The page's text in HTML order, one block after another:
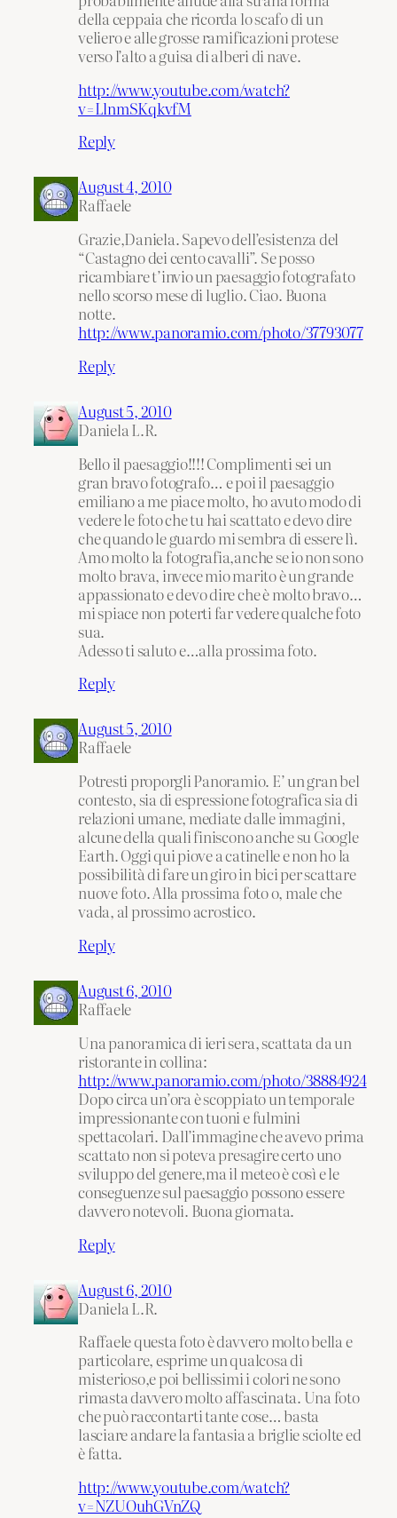
della ceppaia che ricorda lo scafo di un
veliero e alle grosse ramificazioni protese
verso l’alto a guisa di alberi di nave.
http://www.youtube.com/watch?
v=LlnmSKqkvfM
Reply
August 4, 2010
Raffaele
Grazie,Daniela. Sapevo dell’esistenza del
“Castagno dei cento cavalli”. Se posso
ricambiare t’invio un paesaggio fotografato
nello scorso mese di luglio. Ciao. Buona
notte.
http://www.panoramio.com/photo/37793077
Reply
August 5, 2010
Daniela L.R.
Bello il paesaggio!!!! Complimenti sei un
gran bravo fotografo… e poi il paesaggio
emiliano a me piace molto, ho avuto modo di
vedere le foto che tu hai scattato e devo dire
che quando le guardo mi sembra di essere lì.
Amo molto la fotografia,anche se io non sono
molto brava, invece mio marito è un grande
appassionato e devo dire che è molto bravo…
mi spiace non poterti far vedere qualche foto
sua.
Adesso ti saluto e…alla prossima foto.
Reply
August 5, 2010
Raffaele
Potresti proporgli Panoramio. E’ un gran bel
contesto, sia di espressione fotografica sia di
relazioni umane, mediate dalle immagini,
alcune della quali finiscono anche su Google
Earth. Oggi qui piove a catinelle e non ho la
possibilità di fare un giro in bici per scattare
nuove foto. Alla prossima foto o, male che
vada, al prossimo acrostico.
Reply
August 6, 2010
Raffaele
Una panoramica di ieri sera, scattata da un
ristorante in collina:
http://www.panoramio.com/photo/38884924
Dopo circa un’ora è scoppiato un temporale
impressionante con tuoni e fulmini
spettacolari. Dall’immagine che avevo prima
scattato non si poteva presagire certo uno
sviluppo del genere,ma il meteo è così e le
conseguenze sul paesaggio possono essere
davvero notevoli. Buona giornata.
Reply
August 6, 2010
Daniela L.R.
Raffaele questa foto è davvero molto bella e
particolare, esprime un qualcosa di
misterioso,e poi bellissimi i colori ne sono
rimasta davvero molto affascinata. Una foto
che può raccontarti tante cose… basta
lasciare andare la fantasia a briglie sciolte ed
è fatta.
http://www.youtube.com/watch?
v=NZUOuhGVnZQ